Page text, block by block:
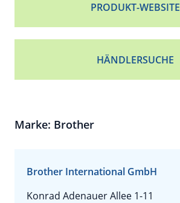
PRODUKT-WEBSITE
HÄNDLERSUCHE
Marke: Brother
Brother International GmbH
Konrad Adenauer Allee 1-11